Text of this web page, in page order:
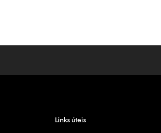
Links úteis